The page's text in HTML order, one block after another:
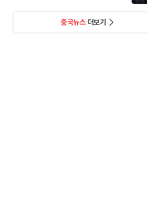
중국뉴스더보기